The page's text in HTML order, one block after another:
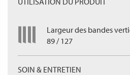
Largeur des bandes
89 / 127
SOIN & ENTRETIEN